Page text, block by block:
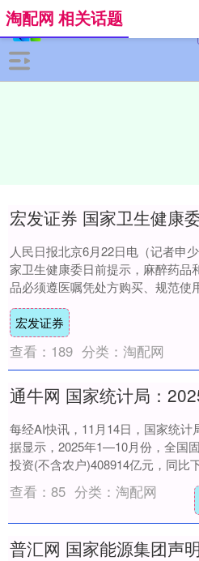
淘配网 相关话题
人民日报北京6月22日电（记者申
家卫生健康委日前提示，麻醉药品
品必须遵医嘱凭处方购买、规范使
过程中需按医嘱定期复诊，不得擅
用或调....
宏发证券
查看： 189 分类： 淘配网
每经AI快讯，11月14日，国家统计
据显示，2025年1—10月份，全国
投资(不含农户)408914亿元，同比
(按可比口径计算)。其....
查看： 85 分类： 淘配网